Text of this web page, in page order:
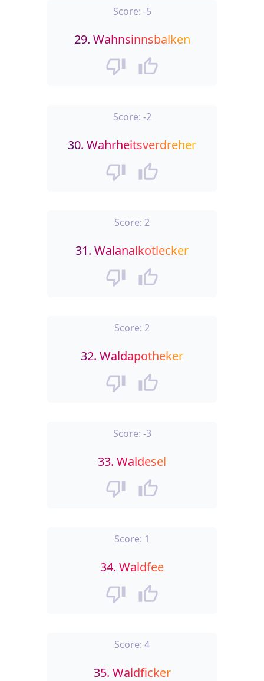
Score: -5
29. Wahnsinnsbalken
Score: -2
30. Wahrheitsverdreher
Score: 2
31. Walanalkotlecker
Score: 2
32. Waldapotheker
Score: -3
33. Waldesel
Score: 1
34. Waldfee
Score: 4
35. Waldficker